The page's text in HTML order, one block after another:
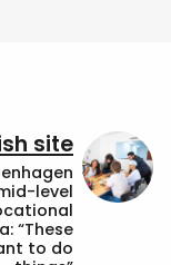
site
level
“These
to do